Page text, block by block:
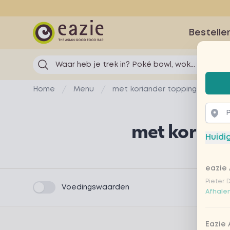
Eazie
Waar heb je trek in? Poké bowl, wok...
Home Menu met koriander topping
met
Product filters
Voedingswaarden
eazie
Pieter
Eazie